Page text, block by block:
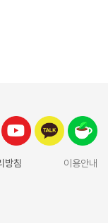
방침
이용안내